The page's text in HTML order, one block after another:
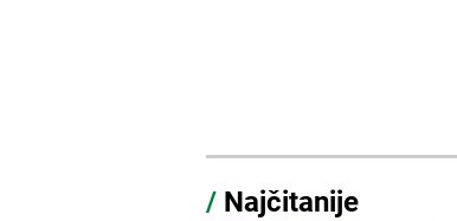
/ Najčitanije